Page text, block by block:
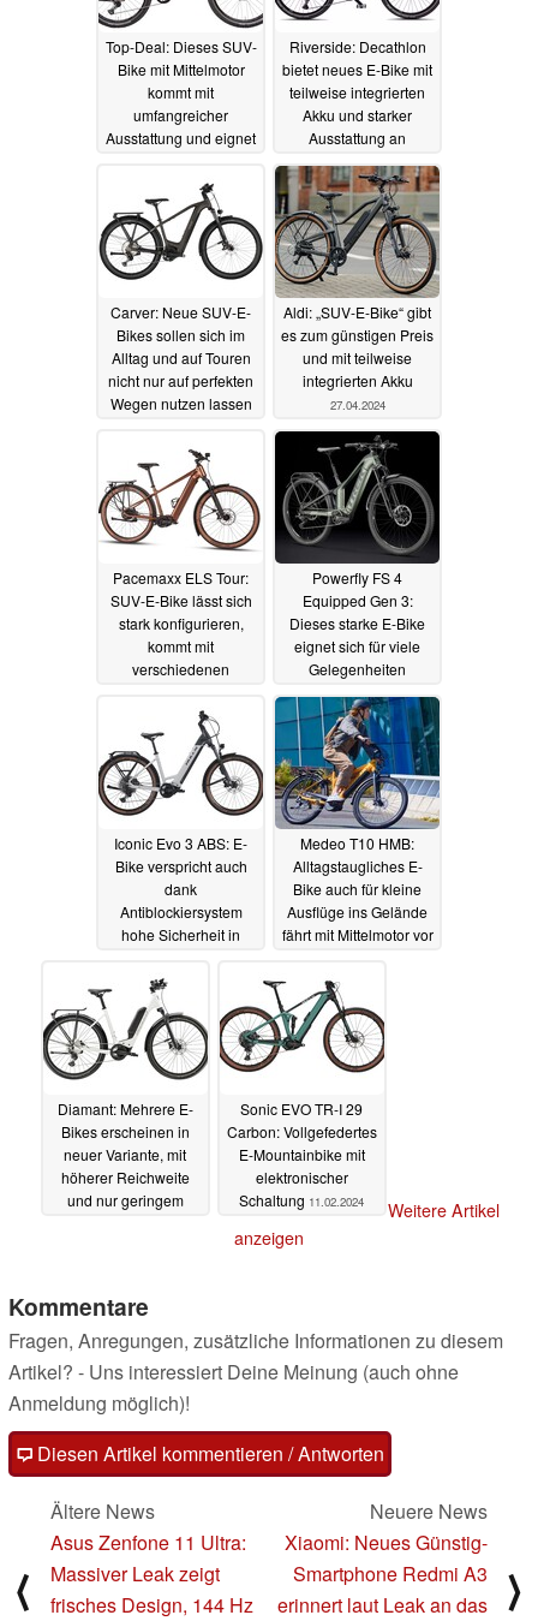
Top-Deal: Dieses SUV-
Bike mit Mittelmotor
kommt mit
umfangreicher
Ausstattung und eignet
20.07.2024
Riverside: Decathlon
bietet neues E-Bike mit
teilweise integrierten
Akku und starker
Ausstattung an
11.05.2024
Carver: Neue SUV-E-
Bikes sollen sich im
Alltag und auf Touren
nicht nur auf perfekten
Wegen nutzen lassen
Aldi: „SUV-E-Bike“ gibt
es zum günstigen Preis
und mit teilweise
integrierten Akku
27.04.2024
Pacemaxx ELS Tour:
SUV-E-Bike lässt sich
stark konfigurieren,
kommt mit
verschiedenen
umfangreicher
Ausstattung
21.04.2024
Powerfly FS 4
Equipped Gen 3:
Dieses starke E-Bike
eignet sich für viele
Gelegenheiten
20.04.2024
Iconic Evo 3 ABS: E-
Bike verspricht auch
dank
Antiblockiersystem
hohe Sicherheit in
12.02.2024
Medeo T10 HMB:
Alltagstaugliches E-
Bike auch für kleine
Ausflüge ins Gelände
fährt mit Mittelmotor vor
Diamant: Mehrere E-
Bikes erscheinen in
neuer Variante, mit
höherer Reichweite
und nur geringem
Sonic EVO TR-I 29
Carbon: Vollgefedertes
E-Mountainbike mit
elektronischer
Schaltung 11.02.2024
Weitere Artikel
anzeigen
Kommentare
Fragen, Anregungen, zusätzliche Informationen zu diesem
Artikel? - Uns interessiert Deine Meinung (auch ohne
Anmeldung möglich)!
Diesen Artikel kommentieren / Antworten
⟨
Ältere News
Asus Zenfone 11 Ultra:
Massiver Leak zeigt
frisches Design, 144 Hz
Neuere News
Xiaomi: Neues Günstig-
Smartphone Redmi A3
erinnert laut Leak an das
⟩